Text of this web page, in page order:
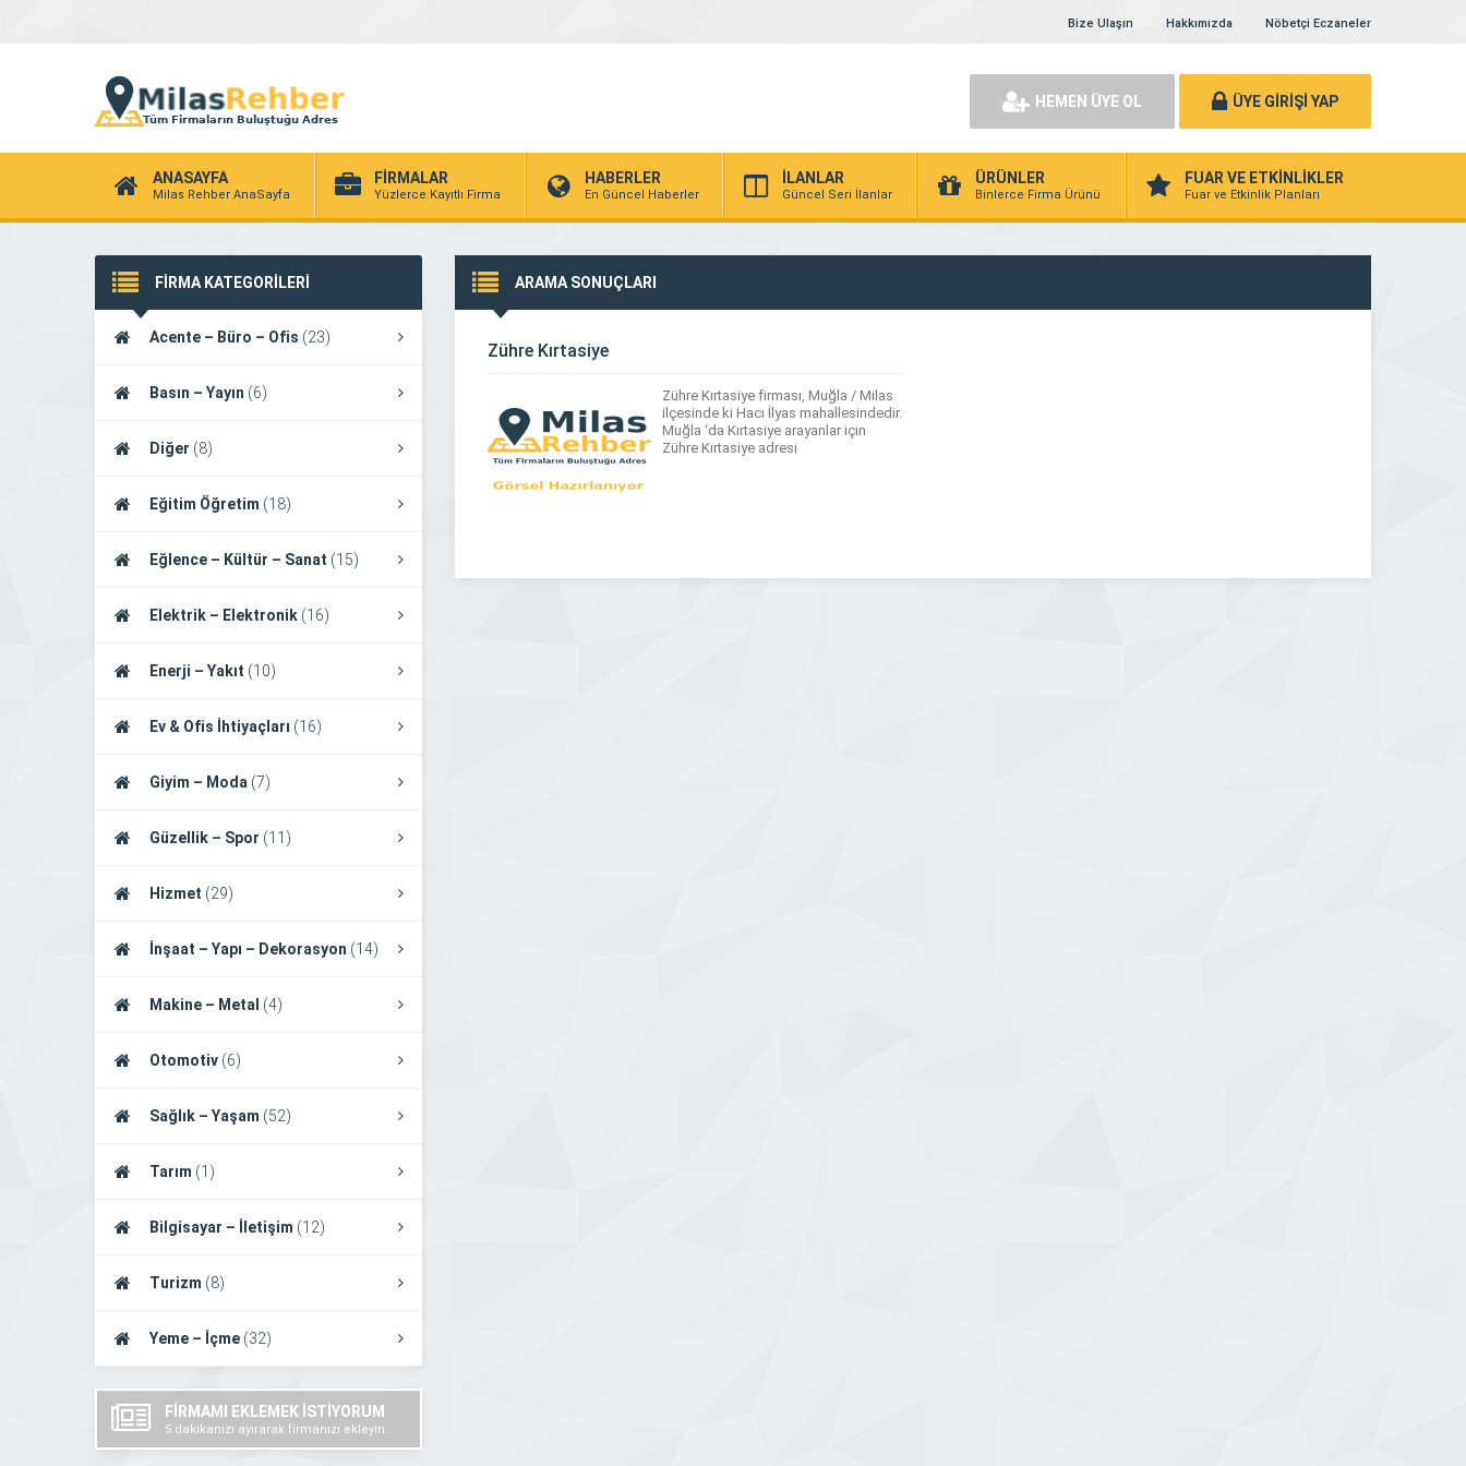
Bize Ulaşın Hakkımızda Nöbetçi Eczaneler
HEMEN ÜYE OL ÜYE GİRİŞİ YAP
ANASAYFA
Milas Rehber AnaSayfa
FİRMALAR
Yüzlerce Kayıtlı Firma
HABERLER
En Güncel Haberler
İLANLAR
Güncel Seri İlanlar
ÜRÜNLER
Binlerce Firma Ürünü
FUAR VE ETKİNLİKLER
Fuar ve Etkinlik Planları
FİRMA KATEGORİLERİ
Acente – Büro – Ofis (23)
Basın – Yayın (6)
Diğer (8)
Eğitim Öğretim (18)
Eğlence – Kültür – Sanat (15)
Elektrik – Elektronik (16)
Enerji – Yakıt (10)
Ev & Ofis İhtiyaçları (16)
Giyim – Moda (7)
Güzellik – Spor (11)
Hizmet (29)
İnşaat – Yapı – Dekorasyon (14)
Makine – Metal (4)
Otomotiv (6)
Sağlık – Yaşam (52)
Tarım (1)
Bilgisayar – İletişim (12)
Turizm (8)
Yeme – İçme (32)
FİRMAMI EKLEMEK İSTİYORUM
5 dakikanızı ayırarak firmanızı ekleyin..
ARAMA SONUÇLARI
Zühre Kırtasiye
Zühre Kırtasiye firması, Muğla / Milas
ilçesinde ki Hacı İlyas mahallesindedir.
Muğla ‘da Kırtasiye arayanlar için
Zühre Kırtasiye adresi